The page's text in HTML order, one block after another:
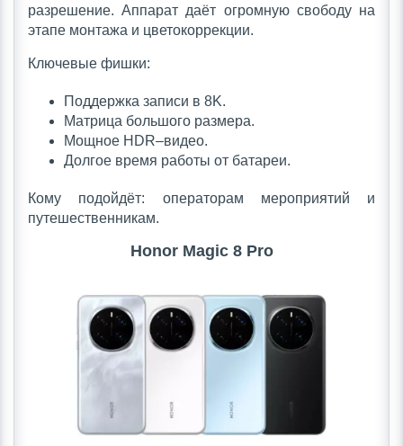
разрешение. Аппарат даёт огромную свободу на
этапе монтажа и цветокоррекции.
Ключевые фишки:
Поддержка записи в 8K.
Матрица большого размера.
Мощное HDR–видео.
Долгое время работы от батареи.
Кому подойдёт: операторам мероприятий и
путешественникам.
Honor Magic 8 Pro